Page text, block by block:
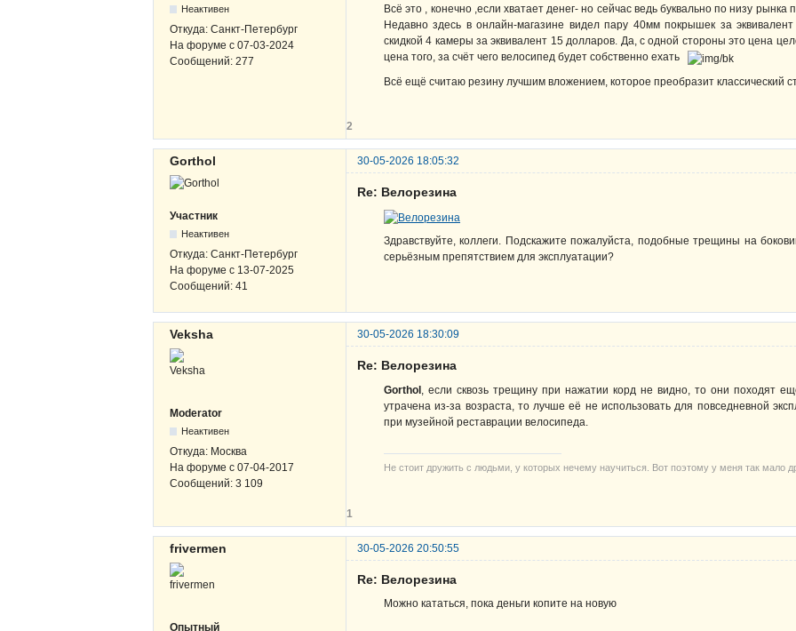
Неактивен
Откуда: Санкт-Петербург
На форуме с 07-03-2024
Сообщений: 277
Всё это , конечно ,если хватает денег- но сейчас ведь буквально по низу
Недавно здесь в онлайн-магазине видел пару 40мм покрышек за
скидкой 4 камеры за эквивалент 15 долларов. Да, с одной стороны это цена
цена того, за счёт чего велосипед будет собственно ехать
Всё ещё считаю резину лучшим вложением, которое преобразит классический
2
Gorthol 30-05-2026 18:05:32
Участник
Неактивен
Откуда: Санкт-Петербург
На форуме с 13-07-2025
Сообщений: 41
Re: Велорезина
Здравствуйте, коллеги. Подскажите пожалуйста, подобные трещины на
серьёзным препятствием для эксплуатации?
Veksha 30-05-2026 18:30:09
Moderator
Неактивен
Откуда: Москва
На форуме с 07-04-2017
Сообщений: 3 109
Re: Велорезина
Gorthol , если сквозь трещину при нажатии корд не видно, то они походят
утрачена из-за возраста, то лучше её не использовать для повседневной
при музейной реставрации велосипеда.
Не стоит дружить с людьми, у которых нечему научиться. Вот поэтому у меня так мало
1
frivermen 30-05-2026 20:50:55
Опытный
Re: Велорезина
Можно кататься, пока деньги копите на новую